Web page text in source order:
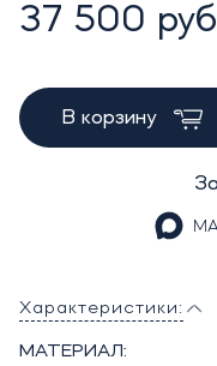
37 500
В корзину
Характеристики:
МАТЕРИАЛ: